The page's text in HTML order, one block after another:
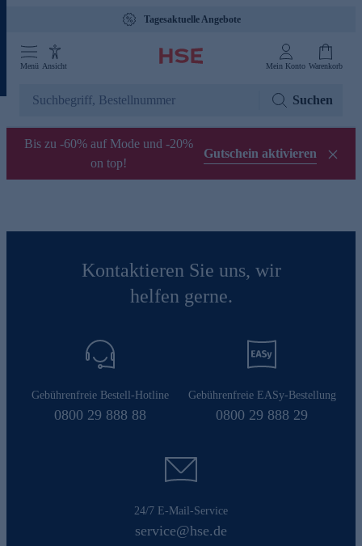
Tagesaktuelle Angebote
Menü Ansicht Mein Konto Warenkorb
Suchen
Bis zu -60% auf Mode und -20%
on top!
Gutschein aktivieren
Kontaktieren Sie uns, wir
helfen gerne.
Gebührenfreie Bestell-Hotline
0800 29 888 88
Gebührenfreie EASy-Bestellung
0800 29 888 29
24/7 E-Mail-Service
service@hse.de